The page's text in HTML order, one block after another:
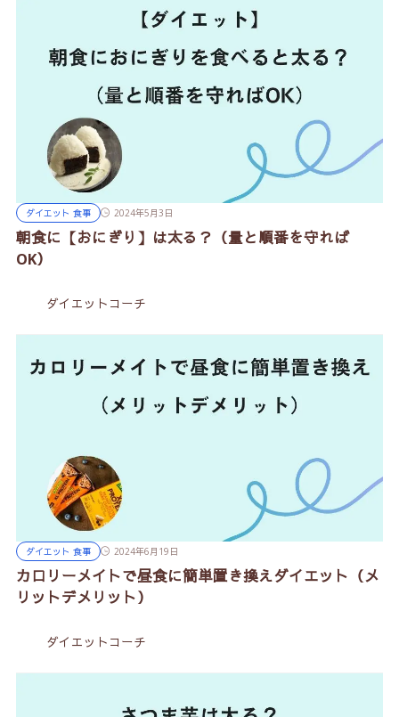
ダイエット 食事 2024年5月3日
朝食に【おにぎり】は太る？（量と順番を守れば
OK）
ダイエットコーチ
ダイエット 食事 2024年6月19日
カロリーメイトで昼食に簡単置き換えダイエット（メ
リットデメリット）
ダイエットコーチ